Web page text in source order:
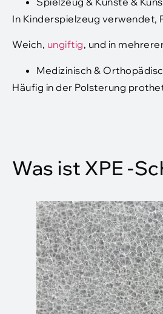
In Kinderspielzeug verwendet,
Weich, ungiftig, und in
Medizinisch &
Häufig in der Polsterung
Was ist XPE -